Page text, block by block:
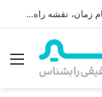
امام زمان از کجا ظهور می‌کند؟ محل ظهور امام زمان، نقشه راه ظهور از مکه تا پایتختی کوفه